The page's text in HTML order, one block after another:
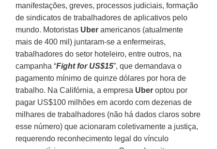
manifestações, greves, processos judiciais, formação
de sindicatos de trabalhadores de aplicativos pelo
mundo. Motoristas Uber americanos (atualmente
mais de 400 mil) juntaram-se a enfermeiras,
trabalhadores do setor hoteleiro, entre outros, na
campanha “Fight for US$15”, que demandava o
pagamento mínimo de quinze dólares por hora de
trabalho. Na Califórnia, a empresa Uber optou por
pagar US$100 milhões em acordo com dezenas de
milhares de trabalhadores (não há dados claros sobre
esse número) que acionaram coletivamente a justiça,
requerendo reconhecimento legal do vínculo